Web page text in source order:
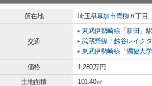
所在地 埼玉県草加市青柳 ８丁目
交通
東武伊勢崎線 「 新田 」
武蔵野線 「 越谷レイク
東武伊勢崎線 「獨協大
価格 1,280万円
土地面積
101.40㎡